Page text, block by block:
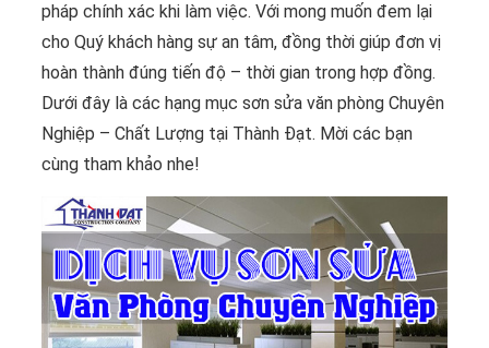
pháp chính xác khi làm việc. Với mong muốn đem lại
cho Quý khách hàng sự an tâm, đồng thời giúp đơn vị
hoàn thành đúng tiến độ – thời gian trong hợp đồng.
Dưới đây là các hạng mục sơn sửa văn phòng Chuyên
Nghiệp – Chất Lượng tại Thành Đạt. Mời các bạn
cùng tham khảo nhe!